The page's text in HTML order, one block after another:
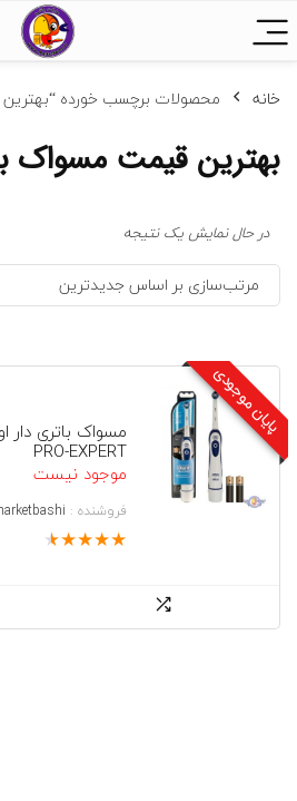
خانه محصولات برچسب خورده
بهترین قیمت مسواک
در حال نمایش یک نتیجه
مرتب‌سازی بر اساس جدیدترین
پایان موجودی
PRO-EXPERT
موجود نیست
فروشنده :
★
★
★
★
★